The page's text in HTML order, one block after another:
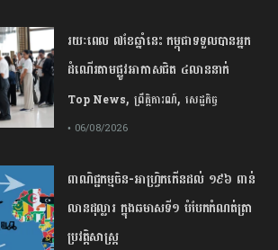
រយៈពេល ៧ខែឆ្នាំនេះ កម្ពុជាទទួលបានអ្នក
ដំណើរតាមផ្លូវអាកាសជិត ៤លាននាក់
Top News,ព្រឹត្តិការណ៍,សេដ្ឋកិច្ច
• 06/08/2026
ពាណិជ្ជកម្ម​ចិន​-​អាហ្វ្រិក​កើន​ដល់​ ​១៩៦​ ​ពាន់​
លាន​ដុល្លារ​ ក្នុង​ឆមាស​ទី​១​ ​បំបែក​កំណត់ត្រា​
ប្រវត្តិសាស្ត្រ​